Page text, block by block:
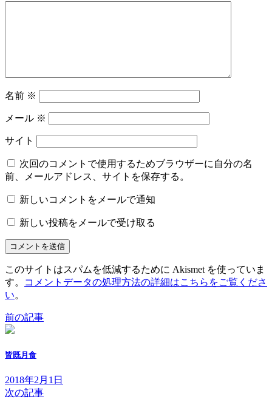
名前 ※
メール ※
サイト
次回のコメントで使用するためブラウザーに自分の名
前、メールアドレス、サイトを保存する。
新しいコメントをメールで通知
新しい投稿をメールで受け取る
このサイトはスパムを低減するために Akismet を使っていま
す。
コメントデータの処理方法の詳細はこちらをご覧くださ
い。
前の記事
皆既月食
2018年2月1日
次の記事